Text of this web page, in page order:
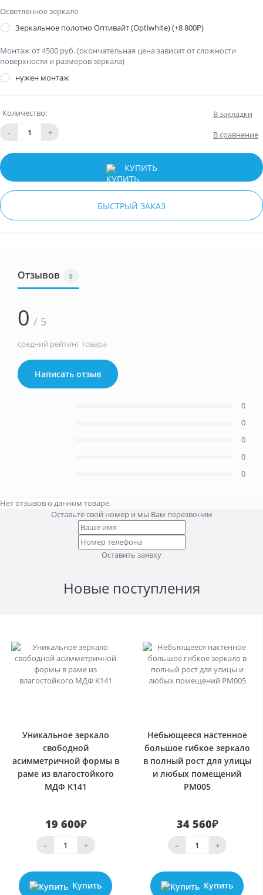
Осветленное зеркало
Зеркальное полотно Оптивайт (Optiwhite)(+8 800₽)
Монтаж от 4500 руб. (окончательная цена зависит от сложности
поверхности и размеров зеркала)
нужен монтаж
Количество:
-
+
В закладки
В сравнение
КУПИТЬ
БЫСТРЫЙ ЗАКАЗ
Отзывов 0
0 / 5
средний рейтинг товара
Написать отзыв
0
0
0
0
0
Нет отзывов о данном товаре.
Оставьте свой номер и мы Вам перезвоним
Оставить заявку
Новые поступления
Уникальное зеркало
свободной
асимметричной формы в
раме из влагостойкого
МДФ K141
19 600₽
- +
Купить
Небьющееся настенное
большое гибкое зеркало
в полный рост для улицы
и любых помещений
PM005
34 560₽
- +
Купить